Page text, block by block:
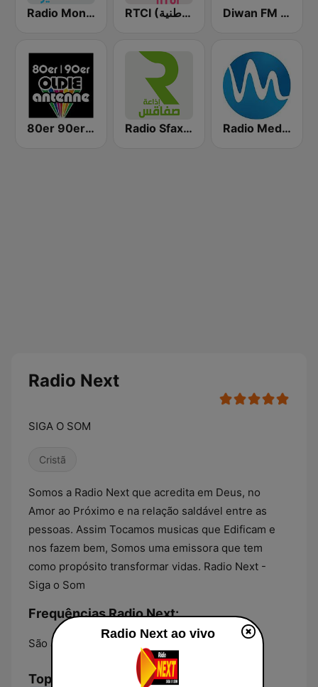
Radio Monastir (إذاعة المنستير) RTCI (الإذاعة الوطنية) Diwan FM (ديوان إف إم)
80er 90er OLDIE ANTENNE Radio Sfax (إذاعة صفاقس) Radio Med (راديو ميد)
Radio Next
SIGA O SOM
Cristã
Somos a Radio Next que acredita em Deus, no
Amor ao Próximo e na relação saldável entre as
pessoas. Assim Tocamos musicas que Edificam e
nos fazem bem, Somos uma emissora que tem
como propósito transformar vidas. Radio Next -
Siga o Som
Frequências Radio Next:
São José do Rio Preto:
Top Músicas
Radio Next ao vivo